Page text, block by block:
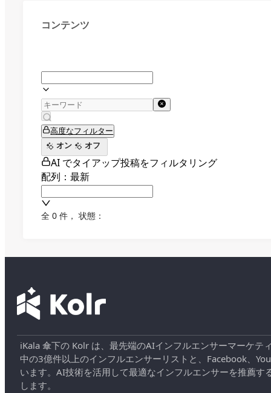
コンテンツ
高度なフィルター
オン
オフ
AI でタイアップ投稿をフィルタリング
配列：最新
全 0 件 ， 状態：
iKala 傘下の Kolr は、最先端のAIインフルエンサーマーケ
中の3億件以上のインフルエンサーリストと、Facebook、
います。AI技術を活用して最適なインフルエンサーを推薦
します。